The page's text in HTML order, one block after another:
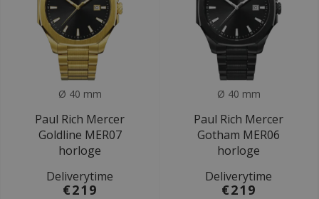
Ø 40 mm
Paul Rich Mercer
Goldline MER07
horloge
Deliverytime
€219
Ø 40 mm
Paul Rich Mercer
Gotham MER06
horloge
Deliverytime
€219